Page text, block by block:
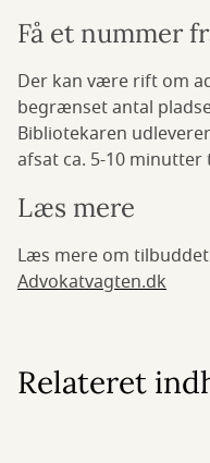
Få et nummer
Der kan være rift om
begrænset antal
Bibliotekaren
afsat ca. 5-10
Læs mere
Læs mere om
Advokatvagten.dk
Relateret